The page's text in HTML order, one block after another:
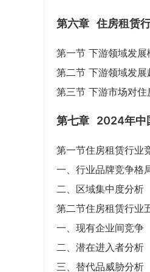
第六章 住房租赁
第一节 下游领域发展
第二节 下游领域发展
第三节 下游市场对
第七章 2024年中
第一节住房租赁行业
一、行业品牌竞争格
二、区域集中度分析
第二节住房租赁行业
一、现有企业间竞争
二、潜在进入者分析
三、替代品威胁分析